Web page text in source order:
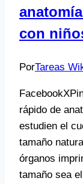
con
PorTareas
rápido de
estudien el
tamaño
órganos
tamaño sea